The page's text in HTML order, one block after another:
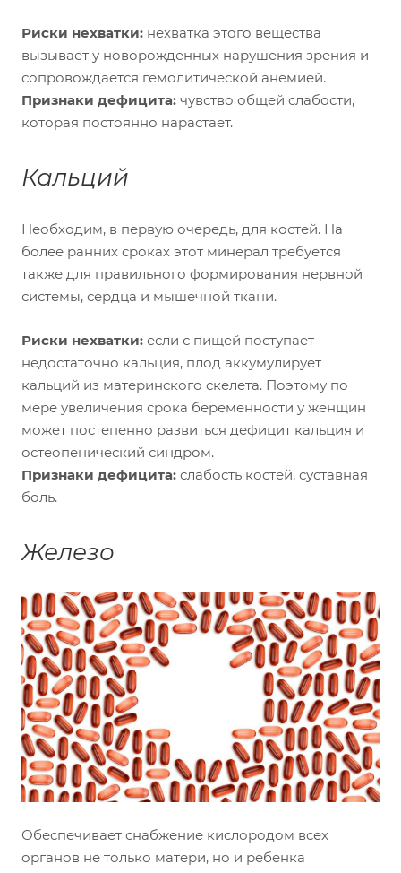
Риски нехватки: нехватка этого вещества
вызывает у новорожденных нарушения зрения и
сопровождается гемолитической анемией.
Признаки дефицита: чувство общей слабости,
которая постоянно нарастает.
Кальций
Необходим, в первую очередь, для костей. На
более ранних сроках этот минерал требуется
также для правильного формирования нервной
системы, сердца и мышечной ткани.
Риски нехватки: если с пищей поступает
недостаточно кальция, плод аккумулирует
кальций из материнского скелета. Поэтому по
мере увеличения срока беременности у женщин
может постепенно развиться дефицит кальция и
остеопенический синдром.
Признаки дефицита: слабость костей, суставная
боль.
Железо
Обеспечивает снабжение кислородом всех
органов не только матери, но и ребенка